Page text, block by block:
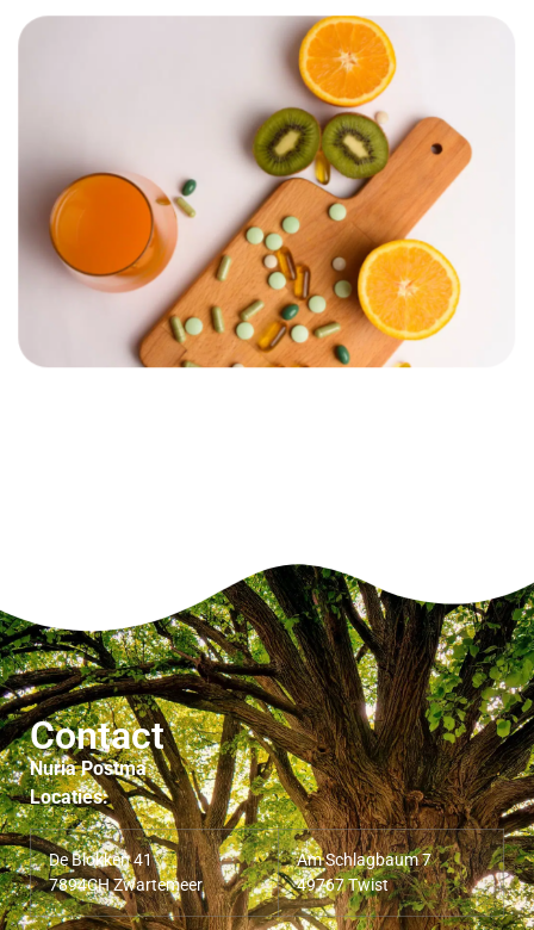
Contact
Nuria Postma
Locaties:
De Blokken 41
7894CH Zwartemeer
Am Schlagbaum 7
49767 Twist